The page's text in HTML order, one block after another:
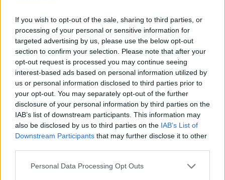
If you wish to opt-out of the sale, sharing to third parties, or
processing of your personal or sensitive information for
targeted advertising by us, please use the below opt-out
section to confirm your selection. Please note that after your
opt-out request is processed you may continue seeing
interest-based ads based on personal information utilized by
us or personal information disclosed to third parties prior to
your opt-out. You may separately opt-out of the further
disclosure of your personal information by third parties on the
IAB’s list of downstream participants. This information may
also be disclosed by us to third parties on the IAB’s List of
Downstream Participants that may further disclose it to other
Personal Data Processing Opt Outs
Hľadať
HĽADAŤ
Recent Posts
Rada pre vysokých mužov: Väčšia veľkosť nie je
vždy riešenie
Od dielne po priemyselnú halu: Ako skrotiť silu a
krútiaci moment?
personalizovanej zľavy